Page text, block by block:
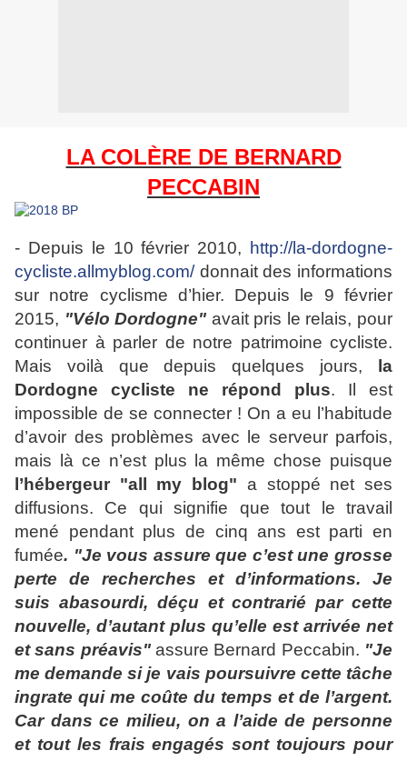
LA COLÈRE DE BERNARD
PECCABIN
- Depuis le 10 février 2010,
http://la-dordogne-
cycliste.allmyblog.com/donnait des informations
sur notre cyclisme d’hier. Depuis le 9 février
2015, "Vélo Dordogne" avait pris le relais, pour
continuer à parler de notre patrimoine cycliste.
Mais voilà que depuis quelques jours,
la
Dordogne cycliste ne répond plus. Il est
impossible de se connecter ! On a eu l’habitude
d’avoir des problèmes avec le serveur parfois,
mais là ce n’est plus la même chose puisque
l’hébergeur "all my blog" a stoppé net ses
diffusions. Ce qui signifie que tout le travail
mené pendant plus de cinq ans est parti en
fumée. "Je vous assure que c’est une grosse
perte de recherches et d’informations. Je
suis abasourdi, déçu et contrarié par cette
nouvelle, d’autant plus qu’elle est arrivée net
et sans préavis"assure Bernard Peccabin. "Je
me demande si je vais poursuivre cette tâche
ingrate qui me coûte du temps et de l’argent.
Car dans ce milieu, on a l’aide de personne
et tout les frais engagés sont toujours pour